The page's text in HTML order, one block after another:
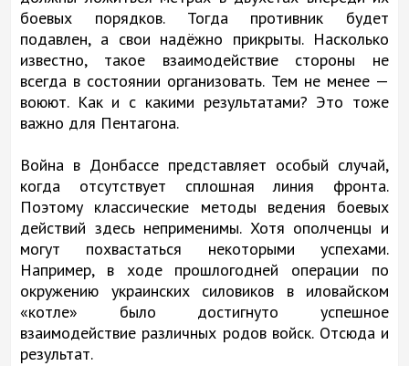
боевых порядков. Тогда противник будет
подавлен, а свои надёжно прикрыты. Насколько
известно, такое взаимодействие стороны не
всегда в состоянии организовать. Тем не менее —
воюют. Как и с какими результатами? Это тоже
важно для Пентагона.
Война в Донбассе представляет особый случай,
когда отсутствует сплошная линия фронта.
Поэтому классические методы ведения боевых
действий здесь неприменимы. Хотя ополченцы и
могут похвастаться некоторыми успехами.
Например, в ходе прошлогодней операции по
окружению украинских силовиков в иловайском
«котле» было достигнуто успешное
взаимодействие различных родов войск. Отсюда и
результат.